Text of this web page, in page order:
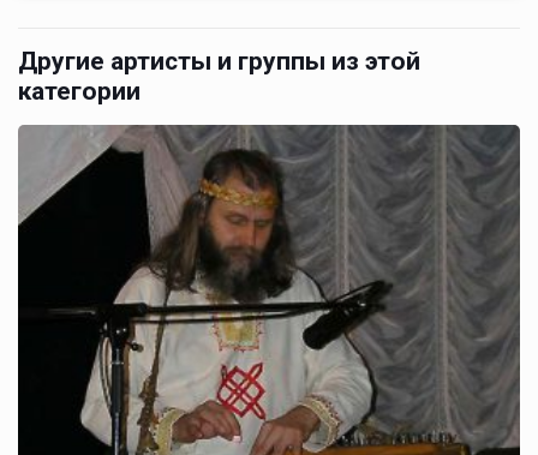
Другие артисты и группы из этой
категории